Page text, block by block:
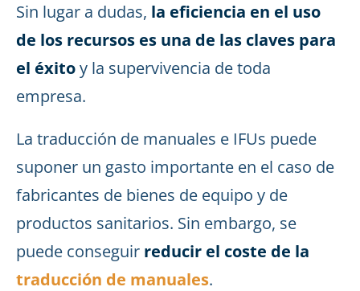
Sin lugar a dudas, la eficiencia en el uso
de los recursos es una de las claves para
el éxitoy la supervivencia de toda
empresa.
La traducción de manuales e IFUs puede
suponer un gasto importante en el caso de
fabricantes de bienes de equipo y de
productos sanitarios. Sin embargo, se
puede conseguir reducir el coste de la
traducción de manuales.